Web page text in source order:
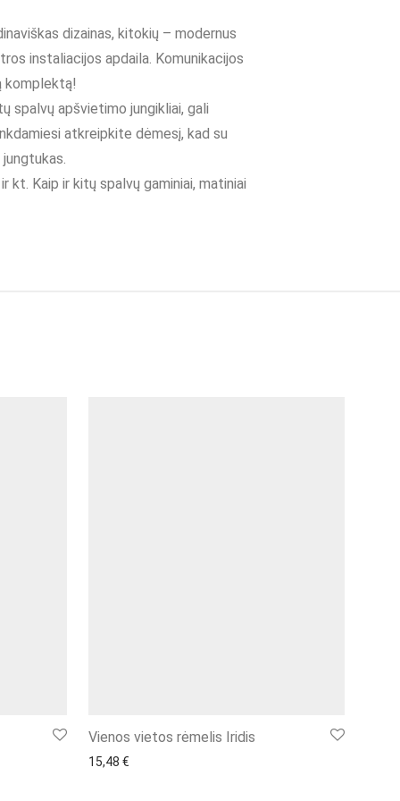
dizainas, kitokių – modernus
instaliacijos apdaila. Komunikacijos
komplektą!
spalvų apšvietimo jungikliai, gali
atkreipkite dėmesį, kad su
Kaip ir kitų spalvų gaminiai, matiniai
Vienos vietos rėmelis Iridis
15,48 €